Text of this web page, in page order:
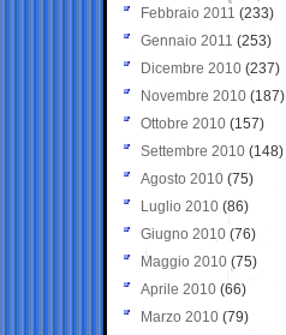
Febbraio 2011 (233)
Gennaio 2011 (253)
Dicembre 2010 (237)
Novembre 2010 (187)
Ottobre 2010 (157)
Settembre 2010 (148)
Agosto 2010 (75)
Luglio 2010 (86)
Giugno 2010 (76)
Maggio 2010 (75)
Aprile 2010 (66)
Marzo 2010 (79)